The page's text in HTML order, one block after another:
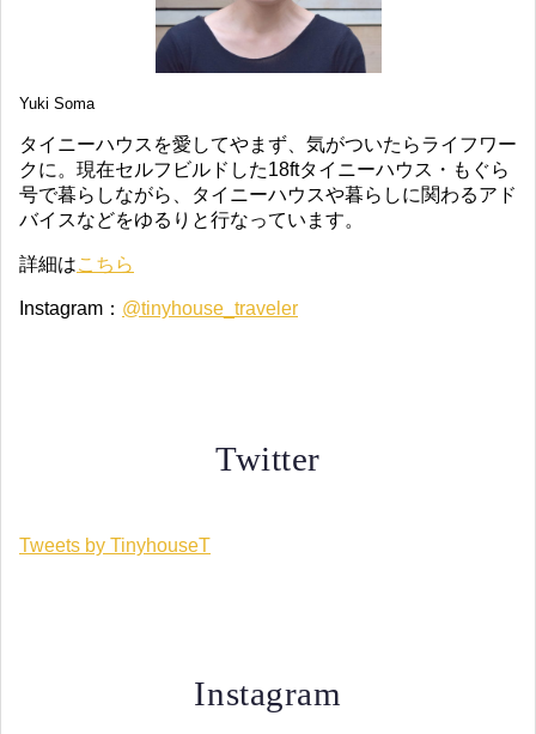
Yuki Soma
タイニーハウスを愛してやまず、気がついたらライフワー
クに。現在セルフビルドした18ftタイニーハウス・もぐら
号で暮らしながら、タイニーハウスや暮らしに関わるアド
バイスなどをゆるりと行なっています。
詳細はこちら
Instagram： @tinyhouse_traveler
Twitter
Tweets by TinyhouseT
Instagram